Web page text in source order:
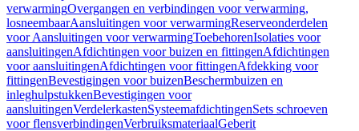
verwarmingOvergangen en verbindingen voor verwarming,
losneembaarAansluitingen voor verwarmingReserveonderdelen
voor Aansluitingen voor verwarmingToebehorenIsolaties voor
aansluitingenAfdichtingen voor buizen en fittingenAfdichtingen
voor aansluitingenAfdichtingen voor fittingenAfdekking voor
fittingenBevestigingen voor buizenBeschermbuizen en
inleghulpstukkenBevestigingen voor
aansluitingenVerdelerkastenSysteemafdichtingenSets schroeven
voor flensverbindingenVerbruiksmateriaalGeberit